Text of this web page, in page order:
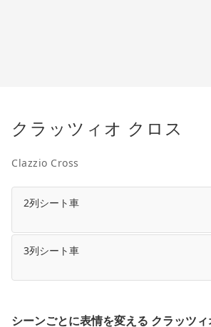
クラッツィオ クロス
Clazzio Cross
2列シート車
3列シート車
シーンごとに表情を変える クラッツ